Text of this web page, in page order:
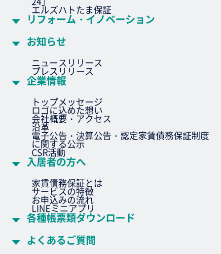
エルズハトたま保証
リフォーム・イノベーション
お知らせ
ニュースリリース
プレスリリース
企業情報
トップメッセージ
ロゴに込めた想い
会社概要・アクセス
沿革
電子公告・決算公告・認定家賃債務保証制度
に関する公示
CSR活動
入居者の方へ
家賃債務保証とは
サービスの特徴
お申込みの流れ
LINEミニアプリ
各種帳票類ダウンロード
よくあるご質問